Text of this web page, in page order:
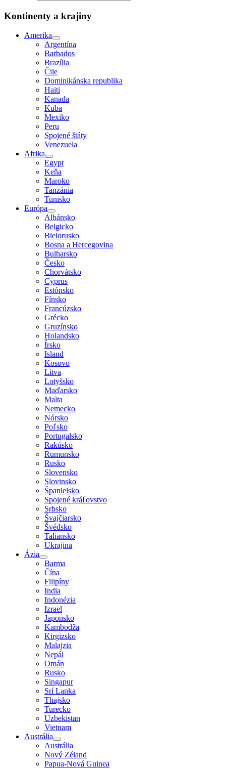
Kontinenty a krajiny
Amerika
Argentína
Barbados
Brazília
Čile
Dominikánska republika
Haiti
Kanada
Kuba
Mexiko
Peru
Spojené štáty
Venezuela
Afrika
Egypt
Keňa
Maroko
Tanzánia
Tunisko
Európa
Albánsko
Belgicko
Bielorusko
Bosna a Hercegovina
Bulharsko
Česko
Chorvátsko
Cyprus
Estónsko
Fínsko
Francúzsko
Grécko
Gruzínsko
Holandsko
Írsko
Island
Kosovo
Litva
Lotyšsko
Maďarsko
Malta
Nemecko
Nórsko
Poľsko
Portugalsko
Rakúsko
Rumunsko
Rusko
Slovensko
Slovinsko
Španielsko
Spojené kráľovstvo
Srbsko
Švajčiarsko
Švédsko
Taliansko
Ukrajina
Ázia
Barma
Čína
Filipíny
India
Indonézia
Izrael
Japonsko
Kambodža
Kirgizsko
Malajzia
Nepál
Omán
Rusko
Singapur
Srí Lanka
Thajsko
Turecko
Uzbekistan
Vietnam
Austrália
Austrália
Nový Zéland
Papua-Nová Guinea